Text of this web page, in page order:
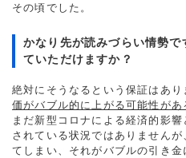
その頃でした。
かなり先が読みづらい情勢で
ていただけますか？
絶対にそうなるという保証はあ
価がバブル的に上がる可能性が
まだ新型コロナによる経済的影
されている状況ではありません
てしまい、それがバブルの引き